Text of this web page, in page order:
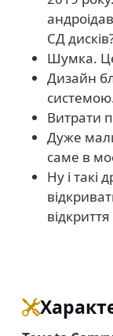
СД
Шумка. Це
Дизайн
Витрати
Дуже
саме в
Ну і такі
відкриття